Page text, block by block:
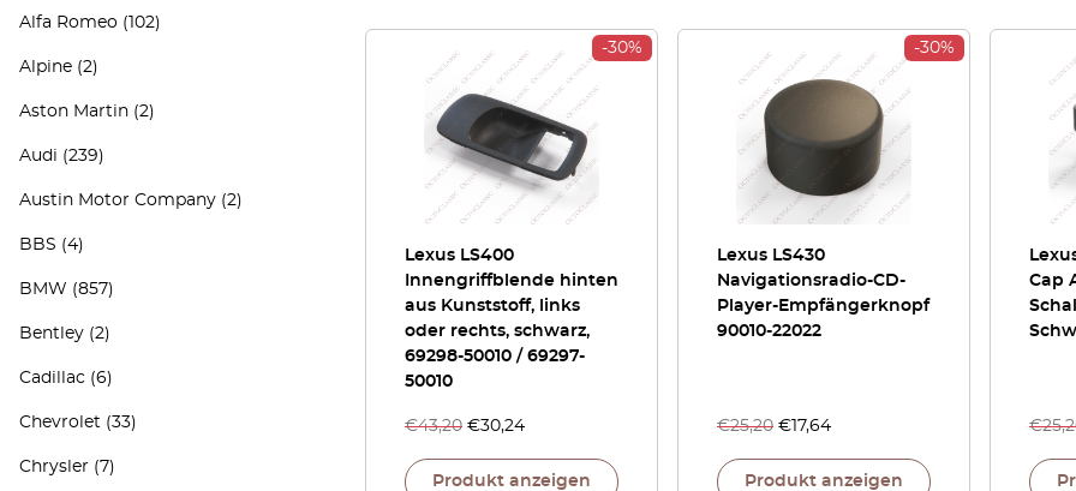
Alfa Romeo (102)
Alpine (2)
Aston Martin (2)
Audi (239)
Austin Motor Company (2)
BBS (4)
BMW (857)
Bentley (2)
Cadillac (6)
Chevrolet (33)
Chrysler (7)
-30%
Lexus LS400
Innengriffblende hinten
aus Kunststoff, links
oder rechts, schwarz,
69298-50010 / 69297-
50010
€43,20 €30,24
Produkt anzeigen
-30%
Lexus LS430
Navigationsradio-CD-
Player-Empfängerknopf
90010-22022
€25,20 € 17,64
Produkt anzeigen
Cap
€